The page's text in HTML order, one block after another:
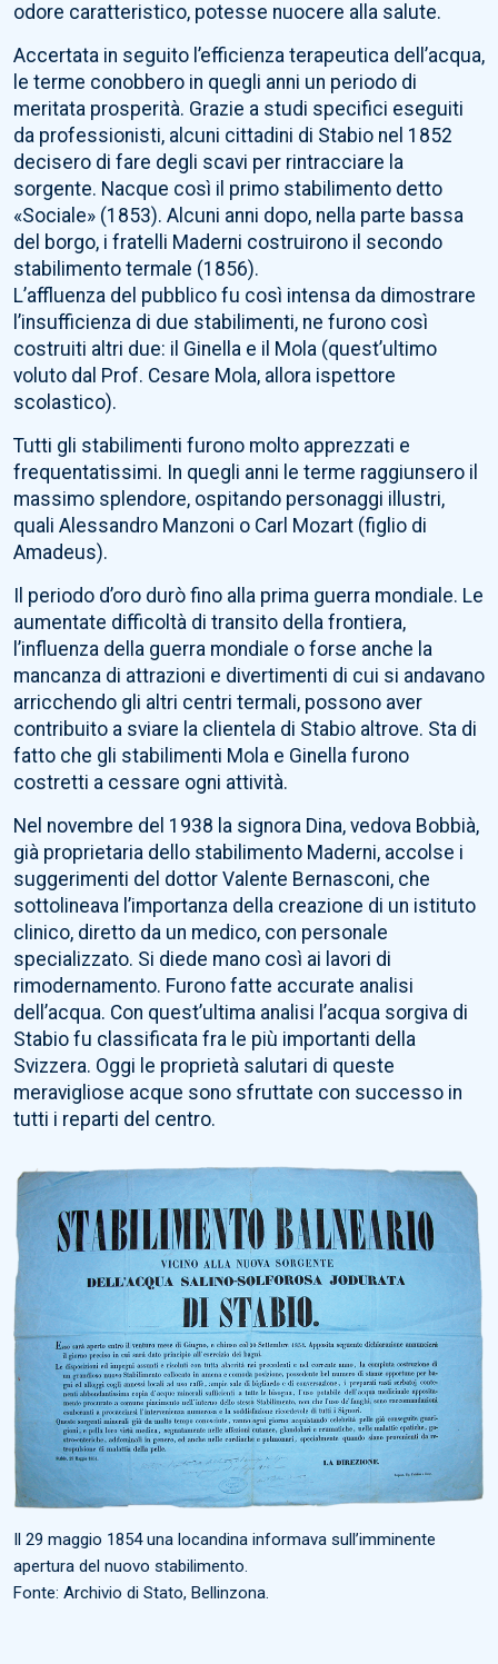
odore caratteristico, potesse nuocere alla salute.
Accertata in seguito l’efficienza terapeutica dell’acqua,
le terme conobbero in quegli anni un periodo di
meritata prosperità. Grazie a studi specifici eseguiti
da professionisti, alcuni cittadini di Stabio nel 1852
decisero di fare degli scavi per rintracciare la
sorgente. Nacque così il primo stabilimento detto
«Sociale» (1853). Alcuni anni dopo, nella parte bassa
del borgo, i fratelli Maderni costruirono il secondo
stabilimento termale (1856).
L’affluenza del pubblico fu così intensa da dimostrare
l’insufficienza di due stabilimenti, ne furono così
costruiti altri due: il Ginella e il Mola (quest’ultimo
voluto dal Prof. Cesare Mola, allora ispettore
scolastico).
Tutti gli stabilimenti furono molto apprezzati e
frequentatissimi. In quegli anni le terme raggiunsero il
massimo splendore, ospitando personaggi illustri,
quali Alessandro Manzoni o Carl Mozart (figlio di
Amadeus).
Il periodo d’oro durò fino alla prima guerra mondiale. Le
aumentate difficoltà di transito della frontiera,
l’influenza della guerra mondiale o forse anche la
mancanza di attrazioni e divertimenti di cui si andavano
arricchendo gli altri centri termali, possono aver
contribuito a sviare la clientela di Stabio altrove. Sta di
fatto che gli stabilimenti Mola e Ginella furono
costretti a cessare ogni attività.
Nel novembre del 1938 la signora Dina, vedova Bobbià,
già proprietaria dello stabilimento Maderni, accolse i
suggerimenti del dottor Valente Bernasconi, che
sottolineava l’importanza della creazione di un istituto
clinico, diretto da un medico, con personale
specializzato. Si diede mano così ai lavori di
rimodernamento. Furono fatte accurate analisi
dell’acqua. Con quest’ultima analisi l’acqua sorgiva di
Stabio fu classificata fra le più importanti della
Svizzera. Oggi le proprietà salutari di queste
meravigliose acque sono sfruttate con successo in
tutti i reparti del centro.
Il 29 maggio 1854 una locandina informava sull’imminente
apertura del nuovo stabilimento.
Fonte: Archivio di Stato, Bellinzona.